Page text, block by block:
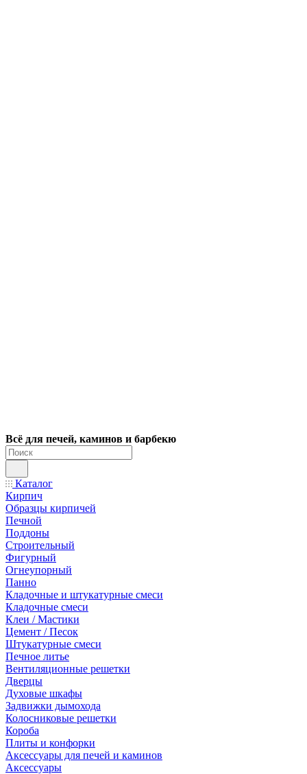
Всё для печей, каминов и барбекю
Каталог
Кирпич
Образцы кирпичей
Печной
Поддоны
Строительный
Фигурный
Огнеупорный
Панно
Кладочные и штукатурные смеси
Кладочные смеси
Клеи / Мастики
Цемент / Песок
Штукатурные смеси
Печное литье
Вентиляционные решетки
Дверцы
Духовые шкафы
Задвижки дымохода
Колосниковые решетки
Короба
Плиты и конфорки
Аксессуары для печей и каминов
Аксессуары